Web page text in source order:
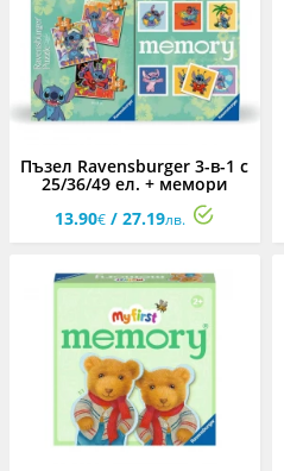
Пъзел Ravensburger 3-в-1 с
25/36/49 ел. + мемори
13.90€ / 27.19лв.